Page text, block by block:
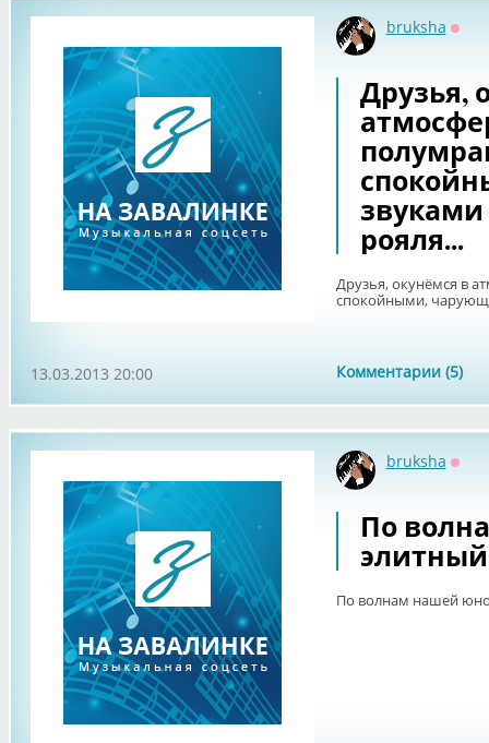
bruksha
Друзья,
рояля...
Друзья, окунёмся в
спокойными,
Комментарии (5)
13.03.2013 20:00
bruksha
По
По волнам нашей